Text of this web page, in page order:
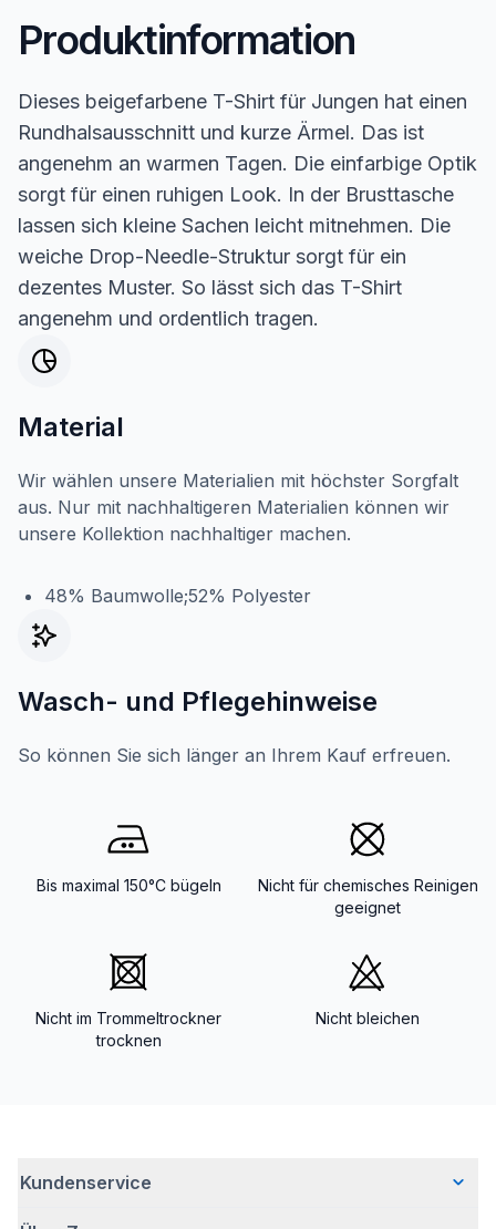
Produktinformation
Dieses beigefarbene T-Shirt für Jungen hat einen
Rundhalsausschnitt und kurze Ärmel. Das ist
angenehm an warmen Tagen. Die einfarbige Optik
sorgt für einen ruhigen Look. In der Brusttasche
lassen sich kleine Sachen leicht mitnehmen. Die
weiche Drop-Needle-Struktur sorgt für ein
dezentes Muster. So lässt sich das T-Shirt
angenehm und ordentlich tragen.
Material
Wir wählen unsere Materialien mit höchster Sorgfalt
aus. Nur mit nachhaltigeren Materialien können wir
unsere Kollektion nachhaltiger machen.
48% Baumwolle;52% Polyester
Wasch- und Pflegehinweise
So können Sie sich länger an Ihrem Kauf erfreuen.
Bis maximal 150°C bügeln
Nicht für chemisches Reinigen
geeignet
Nicht im Trommeltrockner
trocknen
Nicht bleichen
Kundenservice